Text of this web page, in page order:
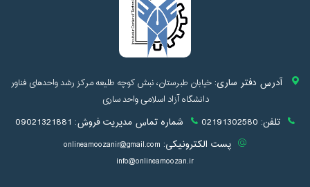
آدرس دفتر ساری:خیابان طبرستان، نبش کوچه طلیعه مرکز رشد واحدهای فناور
دانشگاه آزاد اسلامی واحد ساری
تلفن: 02191302580 شماره تماس مدیریت فروش: 09021321881
پست الکترونیکی: onlineamoozanir@gmail.com
info@onlineamoozan.ir